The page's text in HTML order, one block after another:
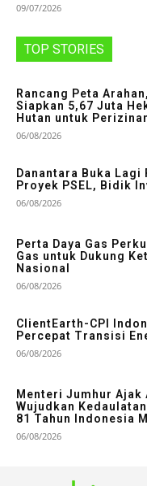
09/07/2026
TOP STORIES
Rancang Peta
Siapkan 5,67 Juta
Hutan untuk
06/08/2026
Danantara Buka
Proyek PSEL, Bidik
06/08/2026
Perta Daya Gas
Gas untuk Dukung
Nasional
06/08/2026
ClientEarth-CPI
Percepat Transisi
06/08/2026
Menteri Jumhur Ajak
Wujudkan
81 Tahun Indonesia
06/08/2026